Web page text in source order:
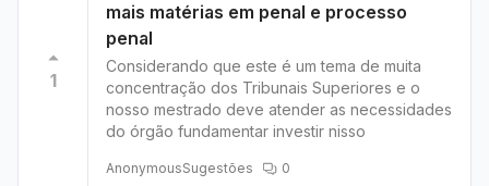
1
mais matérias em penal e processo
penal
Considerando que este é um tema de muita
concentração dos Tribunais Superiores e o
nosso mestrado deve atender as necessidades
do órgão fundamentar investir nisso
AnonymousSugestões 0